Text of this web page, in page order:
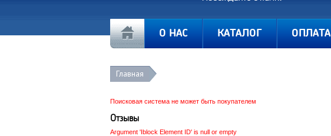
О НАС КАТАЛОГ ОПЛАТА
Главная
Поисковая система не может быть покупателем
Отзывы
Argument 'Iblock Element ID' is null or empty